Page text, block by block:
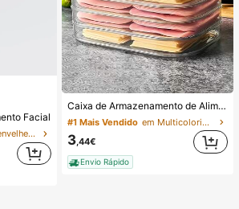
Facial
em Antienvelhecimento Séruns e Tratamento Facial
Caixa de Armazenamento de Alimentos para Frigorífico Empilhável de Três Camadas com Tampa, Adequada para Conservar Carne. Adequada para Armazenar Frios, Chouriços de Salame, Carne Cozida e Alimentos Pré-Preparados. Pode Ser Utilizada para Refrigeração e Congelação de Alimentos.
#1 Mais Vendido em Multicolorido Caixas de armazenamento de gelade
3 ,44€
Envio Rápido